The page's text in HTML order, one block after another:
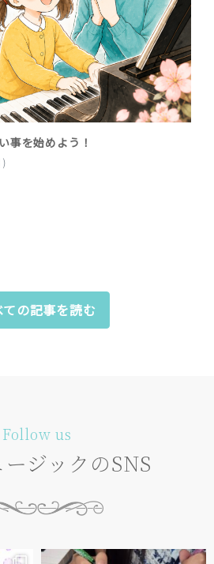
事を始めよう！
ての記事を読む
Follow us
ジックのSNS